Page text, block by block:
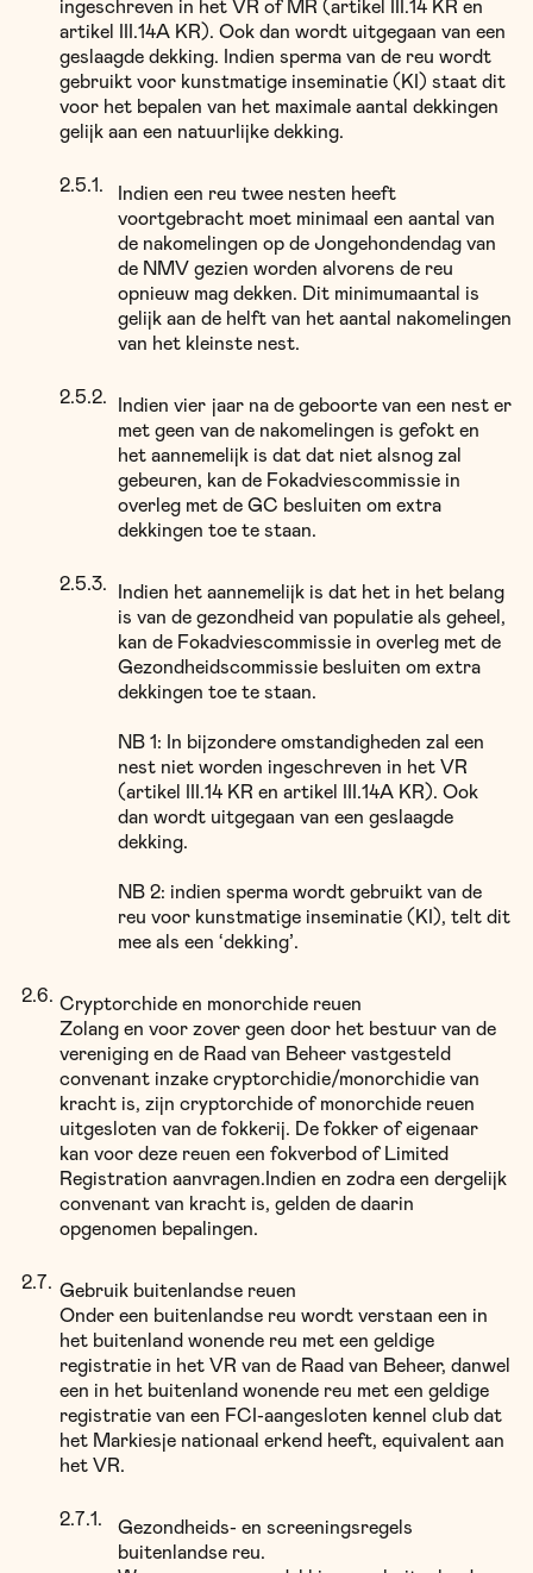
ingeschreven in het VR of MR (artikel III.14 KR en
artikel III.14A KR). Ook dan wordt uitgegaan van een
geslaagde dekking. Indien sperma van de reu wordt
gebruikt voor kunstmatige inseminatie (KI) staat dit
voor het bepalen van het maximale aantal dekkingen
gelijk aan een natuurlijke dekking.
Indien een reu twee nesten heeft
voortgebracht moet minimaal een aantal van
de nakomelingen op de Jongehondendag van
de NMV gezien worden alvorens de reu
opnieuw mag dekken. Dit minimumaantal is
gelijk aan de helft van het aantal nakomelingen
van het kleinste nest.
Indien vier jaar na de geboorte van een nest er
met geen van de nakomelingen is gefokt en
het aannemelijk is dat dat niet alsnog zal
gebeuren, kan de Fokadviescommissie in
overleg met de GC besluiten om extra
dekkingen toe te staan.
Indien het aannemelijk is dat het in het belang
is van de gezondheid van populatie als geheel,
kan de Fokadviescommissie in overleg met de
Gezondheidscommissie besluiten om extra
dekkingen toe te staan.
NB 1: In bijzondere omstandigheden zal een
nest niet worden ingeschreven in het VR
(artikel III.14 KR en artikel III.14A KR). Ook
dan wordt uitgegaan van een geslaagde
dekking.
NB 2: indien sperma wordt gebruikt van de
reu voor kunstmatige inseminatie (KI), telt dit
mee als een ‘dekking’.
Cryptorchide en monorchide reuen
Zolang en voor zover geen door het bestuur van de
vereniging en de Raad van Beheer vastgesteld
convenant inzake cryptorchidie/monorchidie van
kracht is, zijn cryptorchide of monorchide reuen
uitgesloten van de fokkerij. De fokker of eigenaar
kan voor deze reuen een fokverbod of Limited
Registration aanvragen.Indien en zodra een dergelijk
convenant van kracht is, gelden de daarin
opgenomen bepalingen.
Gebruik buitenlandse reuen
Onder een buitenlandse reu wordt verstaan een in
het buitenland wonende reu met een geldige
registratie in het VR van de Raad van Beheer, danwel
een in het buitenland wonende reu met een geldige
registratie van een FCI-aangesloten kennel club dat
het Markiesje nationaal erkend heeft, equivalent aan
het VR.
Gezondheids- en screeningsregels
buitenlandse reu.